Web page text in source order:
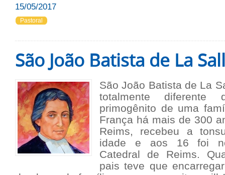
15/05/2017
Pastoral
São João Batista de La
São João Batista de La
totalmente
primogênito de uma
França há mais de 300
Reims, recebeu a
idade e aos 16 foi
Catedral de Reims.
pais teve que